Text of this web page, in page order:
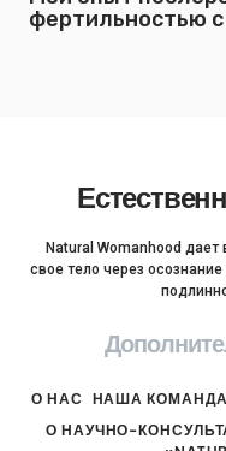
фертильностью
Natural Womanhood
свое тело через
О НАС НАША КОМАНДА
О НАУЧНО-